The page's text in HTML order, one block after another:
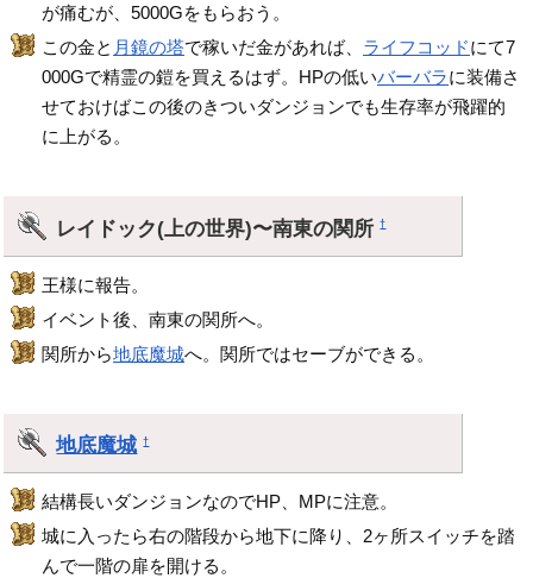
が痛むが、5000Gをもらおう。
この金と 月鏡の塔で稼いだ金があれば、 ライフコッドにて7
000Gで精霊の鎧を買えるはず。HPの低いバーバラに装備さ
せておけばこの後のきついダンジョンでも生存率が飛躍的
に上がる。
レイドック(上の世界)〜南東の関所†
王様に報告。
イベント後、南東の関所へ。
関所から地底魔城へ。関所ではセーブができる。
地底魔城 †
結構長いダンジョンなのでHP、MPに注意。
城に入ったら右の階段から地下に降り、2ヶ所スイッチを踏
んで一階の扉を開ける。